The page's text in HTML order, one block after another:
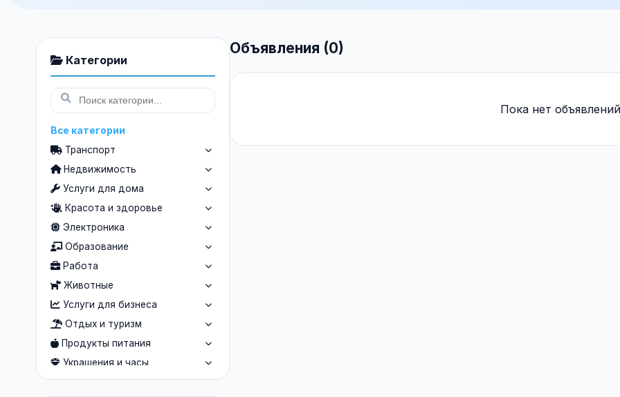
Категории
Все категории
Транспорт
Недвижимость
Услуги для дома
Красота и здоровье
Электроника
Образование
Работа
Животные
Услуги для бизнеса
Отдых и туризм
Продукты питания
Украшения и часы
Услуги людям
Объявления (0)
Пока нет